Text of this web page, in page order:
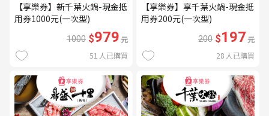
【享樂券】新千葉火鍋-現金抵
用券1000元(一次型)
1000 $979元
51 人已購買
【享樂券】享千葉火鍋-現金抵
用券200元(一次型)
200 $197元
28 人已購買